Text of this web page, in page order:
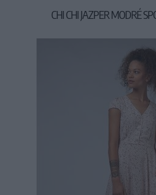
CHI CHI JAZPER MODRÉ
94,90 €